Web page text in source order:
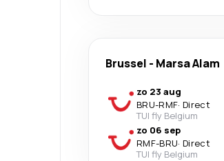
Brussel - Marsa Alam
zo 23 aug
BRU-RMF· Direct
TUI fly Belgium
zo 06 sep
RMF-BRU· Direct
TUI fly Belgium